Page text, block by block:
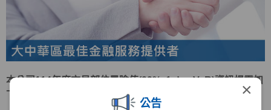
×
公告
本公司114年度交易部位風險值(99%, 1 day VaR)資訊揭露如
下表：